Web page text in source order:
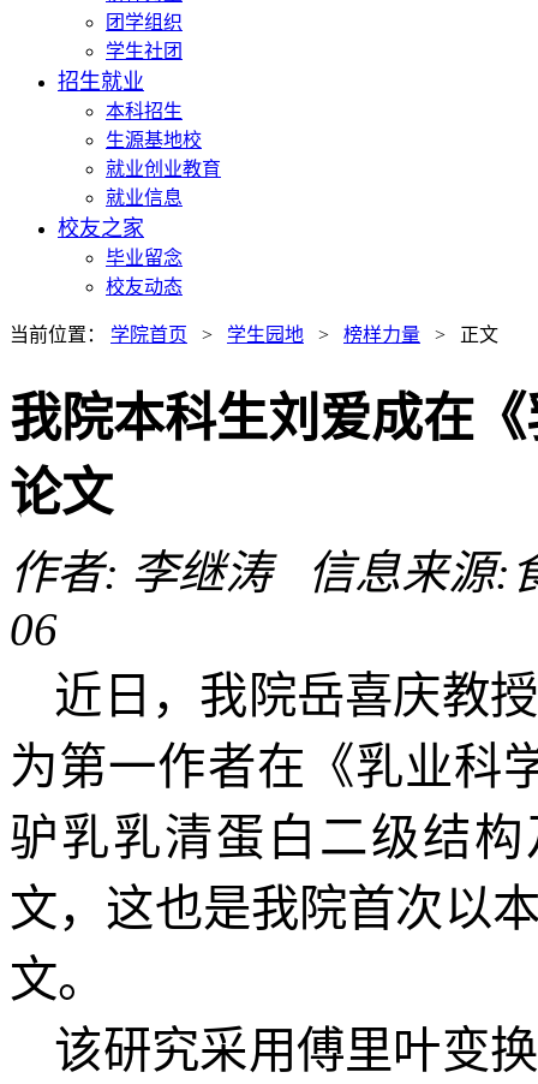
团学组织
学生社团
招生就业
本科招生
生源基地校
就业创业教育
就业信息
校友之家
毕业留念
校友动态
当前位置： 学院首页 > 学生园地 > 榜样力量 > 正文
我院本科生刘爱成在
论文
作者: 李继涛 信息来源:
06
近日，我院岳喜庆教
为第一作者在《乳业科
驴乳乳清蛋白二级结
文，这也是我院首次以
文。
该研究采用傅里叶变